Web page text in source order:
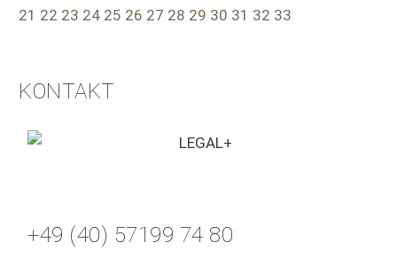
21 22 23 24 25 26 27 28 29 30 31 32 33
KONTAKT
+49 (40) 57199 74 80